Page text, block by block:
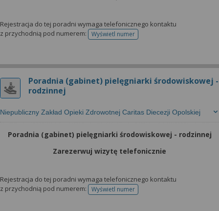
Rejestracja do tej poradni wymaga telefonicznego kontaktu
z przychodnią pod numerem:
Wyświetl numertelefonu do rejestracji
Poradnia (gabinet) pielęgniarki środowiskowej -
rodzinnej
Niepubliczny Zakład Opieki Zdrowotnej Caritas Diecezji Opolskiej
Poradnia (gabinet) pielęgniarki środowiskowej - rodzinnej
Zarezerwuj wizytę telefonicznie
Rejestracja do tej poradni wymaga telefonicznego kontaktu
z przychodnią pod numerem:
Wyświetl numertelefonu do rejestracji